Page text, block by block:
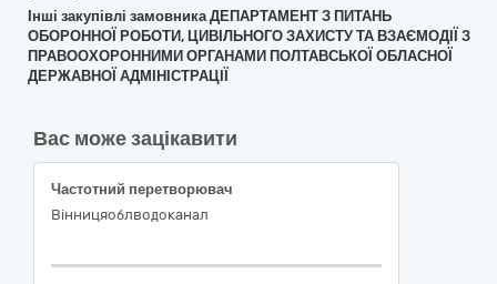
Інші закупівлі замовника ДЕПАРТАМЕНТ З ПИТАНЬ
ОБОРОННОЇ РОБОТИ, ЦИВІЛЬНОГО ЗАХИСТУ ТА ВЗАЄМОДІЇ З
ПРАВООХОРОННИМИ ОРГАНАМИ ПОЛТАВСЬКОЇ ОБЛАСНОЇ
ДЕРЖАВНОЇ АДМІНІСТРАЦІЇ
Вас може зацікавити
Частотний перетворювач
Вінницяоблводоканал